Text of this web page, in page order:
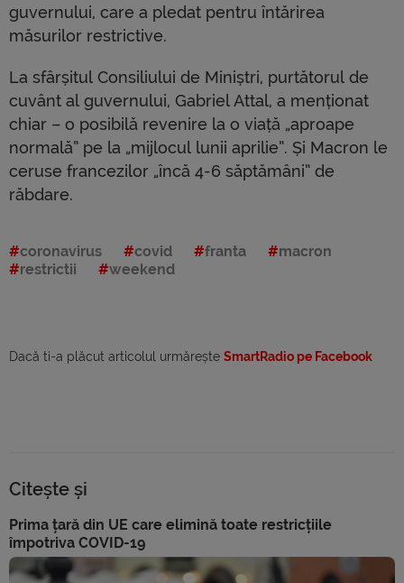
guvernului, care a pledat pentru întărirea
măsurilor restrictive.
La sfârșitul Consiliului de Miniștri, purtătorul de
cuvânt al guvernului, Gabriel Attal, a menționat
chiar – o posibilă revenire la o viață „aproape
normală” pe la „mijlocul lunii aprilie”. Și Macron le
ceruse francezilor „încă 4-6 săptămâni” de
răbdare.
coronavirus covid franta
macron
restrictii
weekend
Dacă ti-a plăcut articolul urmărește SmartRadio pe Facebook
Citește și
Prima țară din UE care elimină toate restricțiile
împotriva COVID-19